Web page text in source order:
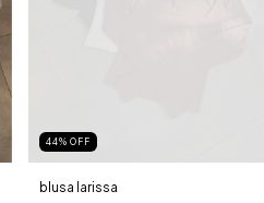
44% OFF
blusa larissa